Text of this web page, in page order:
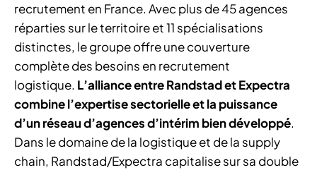
recrutement en France. Avec plus de 45 agences
réparties sur le territoire et 11 spécialisations
distinctes, le groupe offre une couverture
complète des besoins en recrutement
logistique. L’alliance entre Randstad et Expectra
combine l’expertise sectorielle et la puissance
d’un réseau d’agences d’intérim bien développé.
Dans le domaine de la logistique et de la supply
chain, Randstad/Expectra capitalise sur sa double